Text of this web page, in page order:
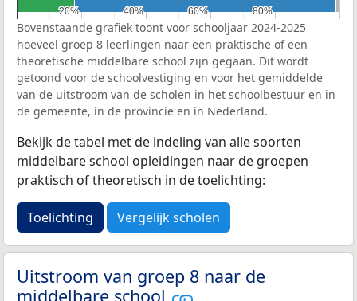
20%
20% 40%
40% 60%
60% 80%
80%
Bovenstaande grafiek toont voor schooljaar 2024-2025
hoeveel groep 8 leerlingen naar een praktische of een
theoretische middelbare school zijn gegaan. Dit wordt
getoond voor de schoolvestiging en voor het gemiddelde
van de uitstroom van de scholen in het schoolbestuur en in
de gemeente, in de provincie en in Nederland.
Bekijk de tabel met de indeling van alle soorten
middelbare school opleidingen naar de groepen
praktisch of theoretisch in de toelichting:
Toelichting Vergelijk scholen
Uitstroom van groep 8 naar de
middelbare school